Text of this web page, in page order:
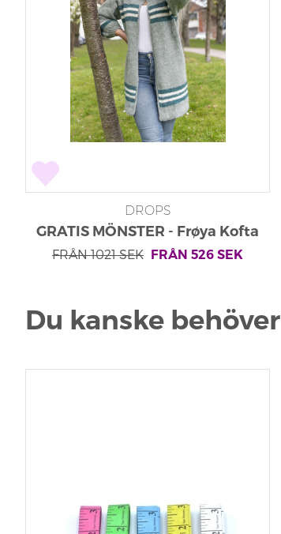
DROPS
GRATIS MÖNSTER - Frøya Kofta
från SD
FRÅN 1021SEK FRÅN 526 SEK
Du kanske behöver